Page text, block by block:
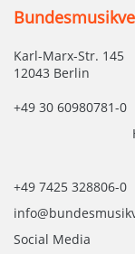
Karl-Marx-Str. 145
12043 Berlin
+49 30 60980781-0
+49 7425 328806-0
Social Media